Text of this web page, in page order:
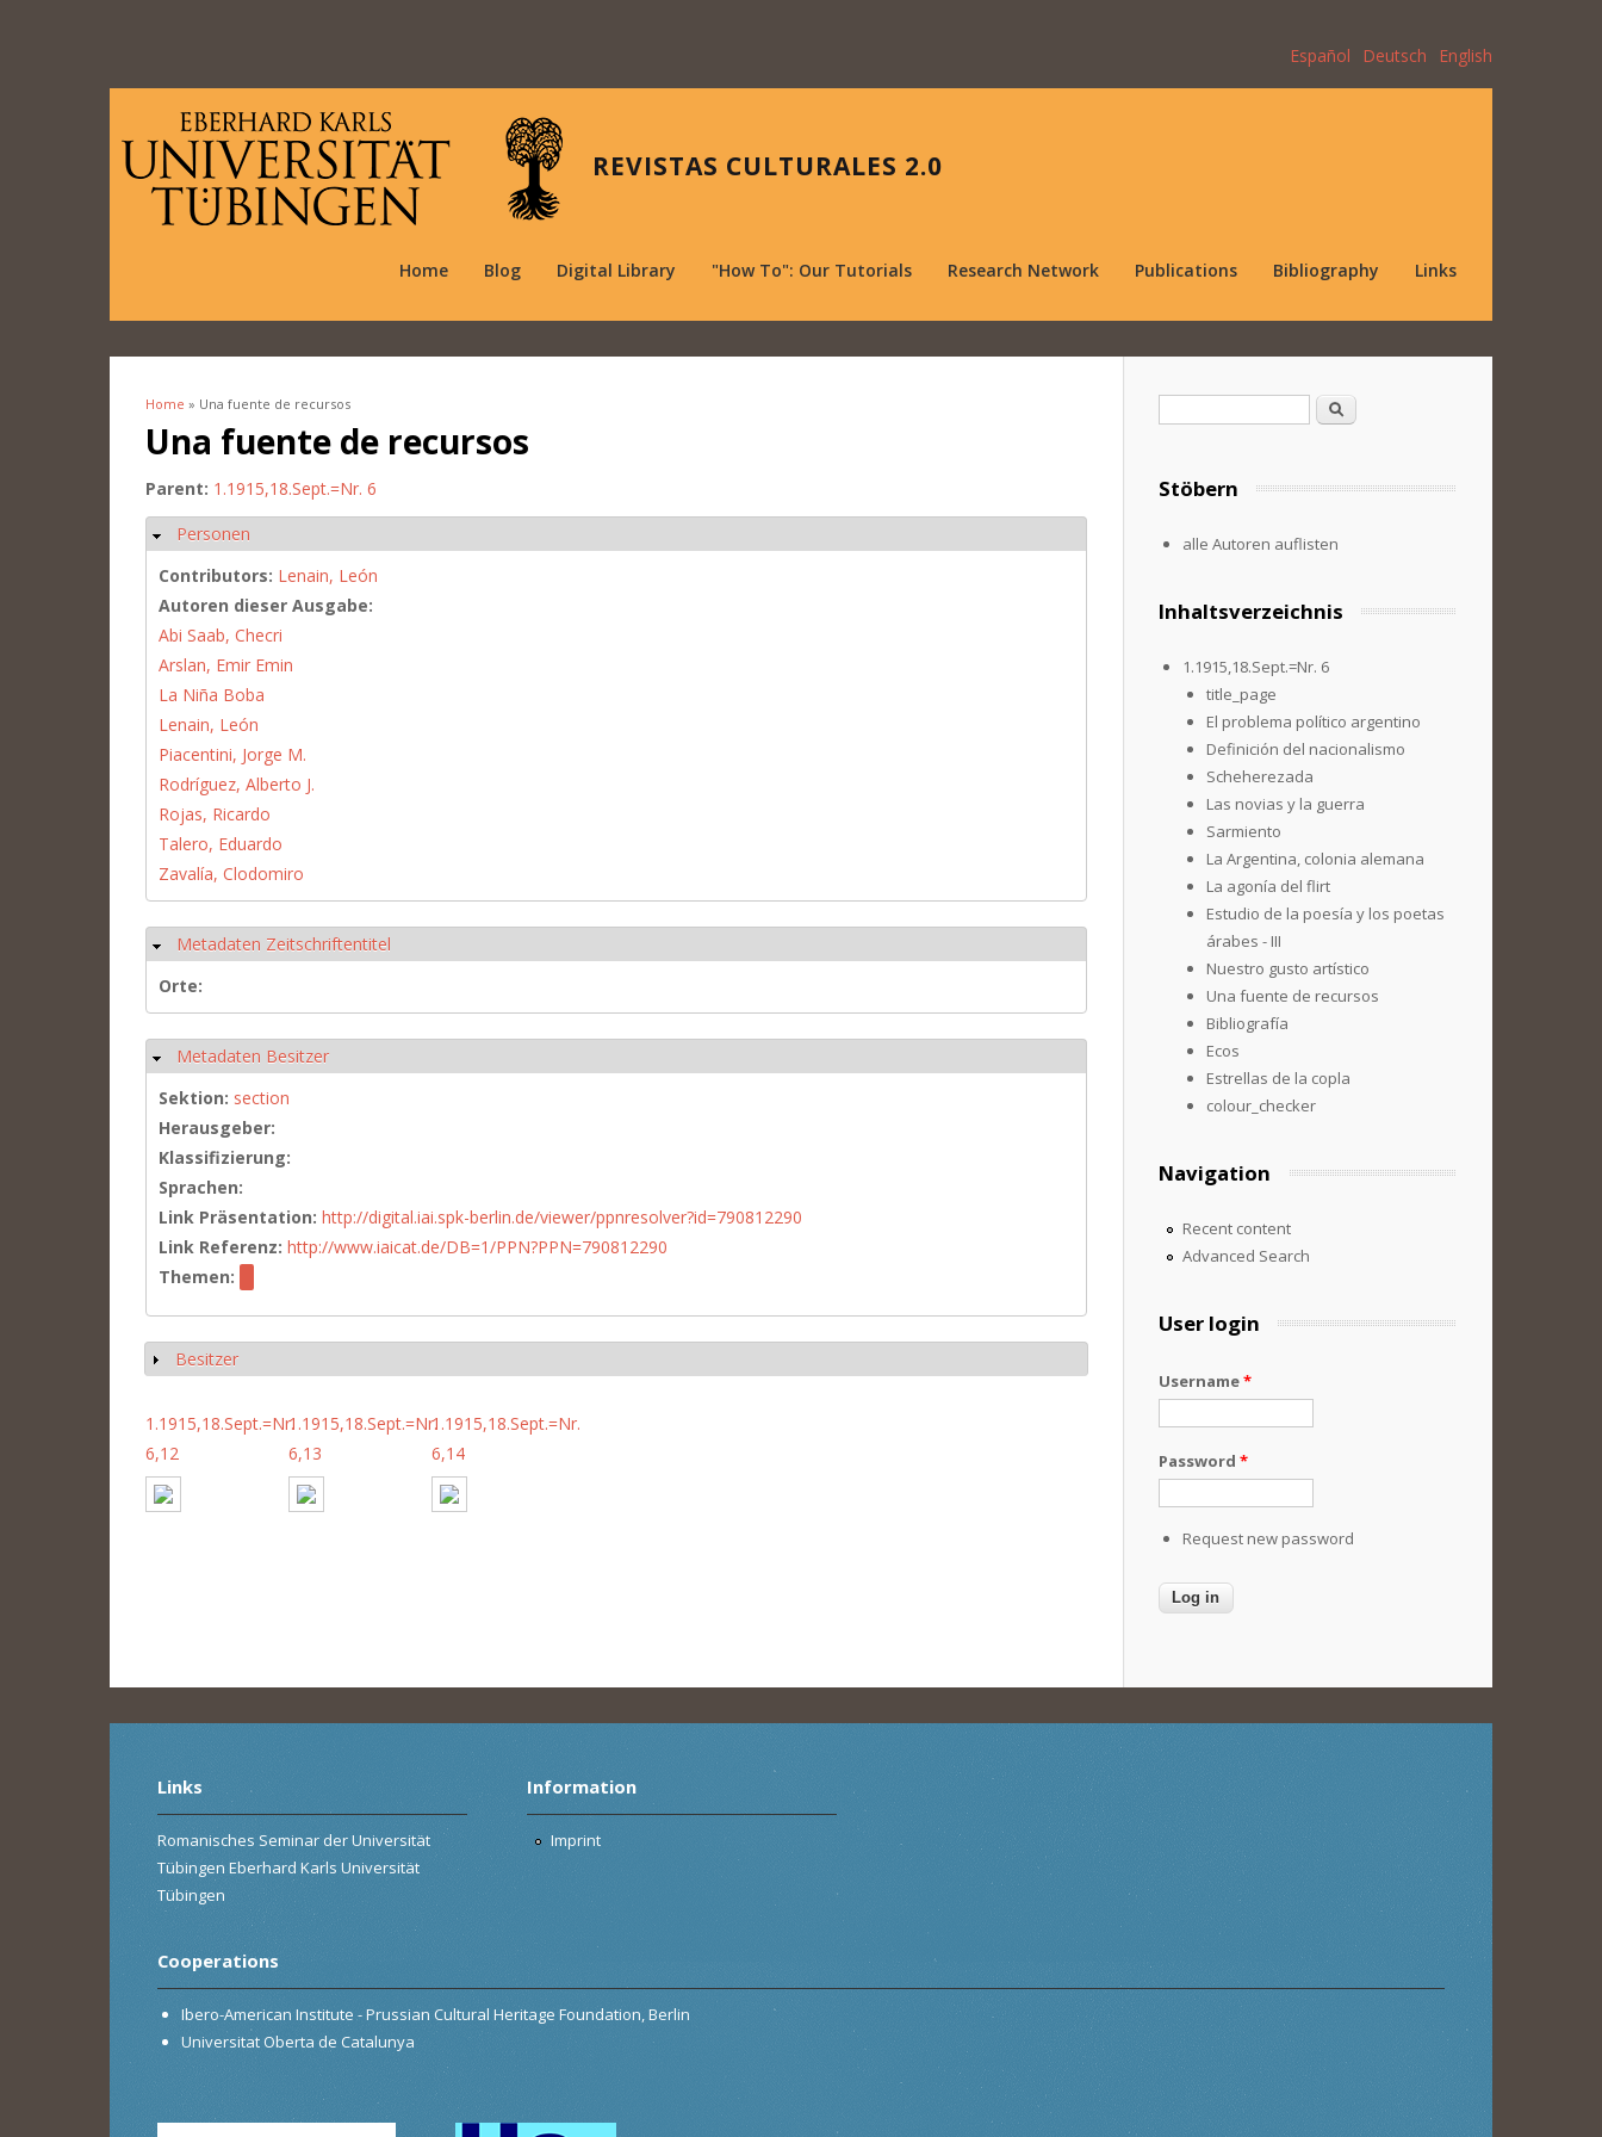
Español Deutsch English
REVISTAS CULTURALES 2.0
Home Blog Digital Library "How To": Our Tutorials Research Network Publications Bibliography Links
You are here
Home » Una fuente de recursos
Una fuente de recursos
Parent: 1.1915,18.Sept.=Nr. 6
Hide
Personen
Contributors: Lenain, León
Autoren dieser Ausgabe:
Abi Saab, Checri
Arslan, Emir Emin
La Niña Boba
Lenain, León
Piacentini, Jorge M.
Rodríguez, Alberto J.
Rojas, Ricardo
Talero, Eduardo
Zavalía, Clodomiro
Hide
Metadaten Zeitschriftentitel
Orte:
Hide
Metadaten Besitzer
Sektion: section
Herausgeber:
Klassifizierung:
Sprachen:
Link Präsentation: http://digital.iai.spk-berlin.de/viewer/ppnresolver?id=790812290
Link Referenz: http://www.iaicat.de/DB=1/PPN?PPN=790812290
Themen:
Show
Besitzer
1.1915,18.Sept.=Nr.
6,12
1.1915,18.Sept.=Nr.
6,13
1.1915,18.Sept.=Nr.
6,14
Search
Stöbern
alle Autoren auflisten
Inhaltsverzeichnis
1.1915,18.Sept.=Nr. 6
title_page
El problema político argentino
Definición del nacionalismo
Scheherezada
Las novias y la guerra
Sarmiento
La Argentina, colonia alemana
La agonía del flirt
Estudio de la poesía y los poetas
árabes - III
Nuestro gusto artístico
Una fuente de recursos
Bibliografía
Ecos
Estrellas de la copla
colour_checker
Navigation
Recent content
Advanced Search
User login
Username*
Password *
Request new password
Links
Romanisches Seminar der Universität
Tübingen Eberhard Karls Universität
Tübingen
Information
Imprint
Cooperations
Ibero-American Institute - Prussian Cultural Heritage Foundation, Berlin
Universitat Oberta de Catalunya